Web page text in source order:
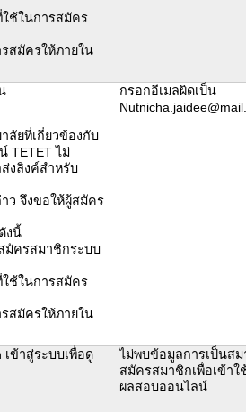
ช้ในการสมัคร
สมัครให้ภายใน
ลัยที่เกี่ยวข้องกับ
TETET ไม่
งลิงค์สำหรับ
ว จึงขอให้ผู้สมัคร
งนี้
มัครสมาชิกระบบ
ช้ในการสมัคร
สมัครให้ภายใน
กรอกอีเมลผิดเป็น
เข้าสู่ระบบเพื่อดู
ไม่พบข้อมูลการเป็นส
สมัครสมาชิกเพื่อเข้าใ
ผลสอบออนไลน์